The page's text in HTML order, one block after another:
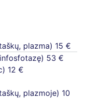
plazma) 15 €
53 €
12 €
plazmoje) 10